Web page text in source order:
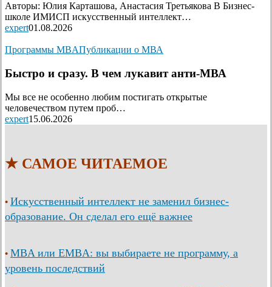
Авторы: Юлия Карташова, Анастасия Третьякова В Бизнес-
школе ИМИСП искусственный интеллект…
expert01.08.2026
Программы MBAПубликации о МВА
Быстро и сразу. В чем лукавит анти-МВА
Мы все не особенно любим постигать открытые
человечеством путем проб…
expert15.06.2026
★ САМОЕ ЧИТАЕМОЕ
• Искусственный интеллект не заменил бизнес-
образование. Он сделал его ещё важнее
• MBA или EMBA: вы выбираете не программу, а
уровень последствий